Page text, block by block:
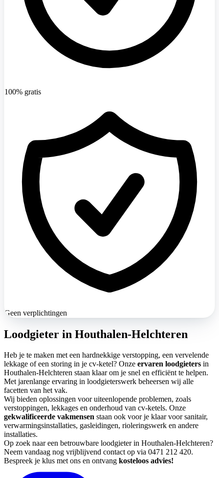
100% gratis
Geen verplichtingen
Loodgieter in Houthalen-Helchteren
Heb je te maken met een hardnekkige verstopping, een vervelende
lekkage of een storing in je cv-ketel? Onze ervaren loodgieters in
Houthalen-Helchteren staan klaar om je snel en efficiënt te helpen.
Met jarenlange ervaring in loodgieterswerk beheersen wij alle
facetten van het vak.
Wij bieden oplossingen voor uiteenlopende problemen, zoals
verstoppingen, lekkages en onderhoud van cv-ketels. Onze
gekwalificeerde vakmensen staan ook voor je klaar voor sanitair,
verwarmingsinstallaties, gasleidingen, rioleringswerk en andere
installaties.
Op zoek naar een betrouwbare loodgieter in Houthalen-Helchteren?
Neem vandaag nog vrijblijvend contact op via 0471 212 420.
Bespreek je klus met ons en ontvang kosteloos advies!